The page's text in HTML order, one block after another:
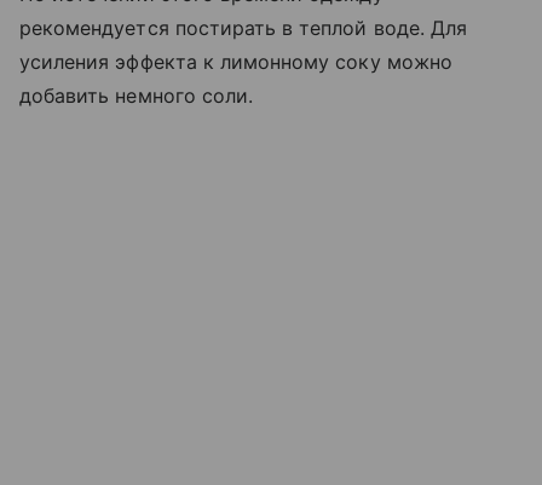
рекомендуется постирать в теплой воде. Для
усиления эффекта к лимонному соку можно
добавить немного соли.